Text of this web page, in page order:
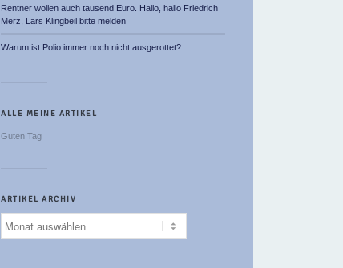
Rentner wollen auch tausend Euro. Hallo, hallo Friedrich
Merz, Lars Klingbeil bitte melden
Warum ist Polio immer noch nicht ausgerottet?
ALLE MEINE ARTIKEL
Guten Tag
ARTIKEL ARCHIV
Artikel
Archiv